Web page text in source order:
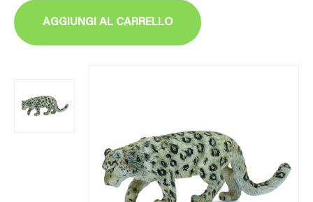
AGGIUNGI AL CARRELLO